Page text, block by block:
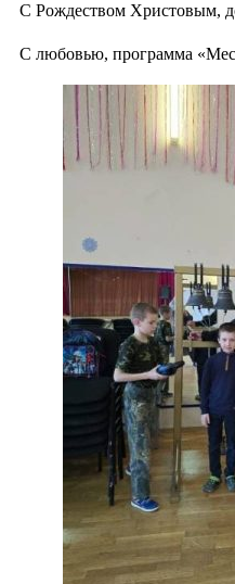
С Рождеством Христовым,
С любовью, программа